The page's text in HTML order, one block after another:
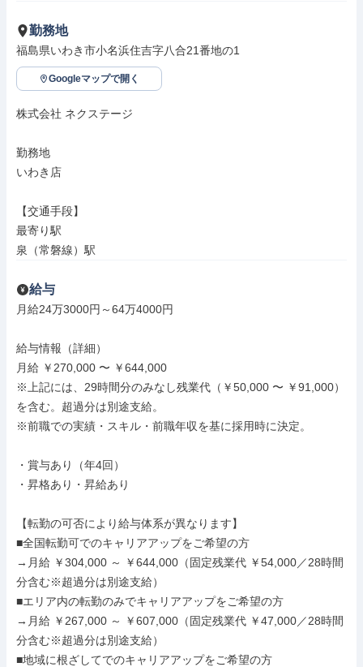
勤務地
福島県いわき市小名浜住吉字八合21番地の1
Googleマップで開く
株式会社 ネクステージ
勤務地
いわき店
【交通手段】
最寄り駅
泉（常磐線）駅
給与
月給24万3000円～64万4000円
給与情報（詳細）
月給 ￥270,000 〜 ￥644,000
※上記には、29時間分のみなし残業代（￥50,000 〜 ￥91,000）
を含む。超過分は別途支給。
※前職での実績・スキル・前職年収を基に採用時に決定。
・賞与あり（年4回）
・昇格あり・昇給あり
【転勤の可否により給与体系が異なります】
■全国転勤可でのキャリアアップをご希望の方
→月給 ￥304,000 ～ ￥644,000（固定残業代 ￥54,000／28時間
分含む※超過分は別途支給）
■エリア内の転勤のみでキャリアアップをご希望の方
→月給 ￥267,000 ～ ￥607,000（固定残業代 ￥47,000／28時間
分含む※超過分は別途支給）
■地域に根ざしてでのキャリアアップをご希望の方